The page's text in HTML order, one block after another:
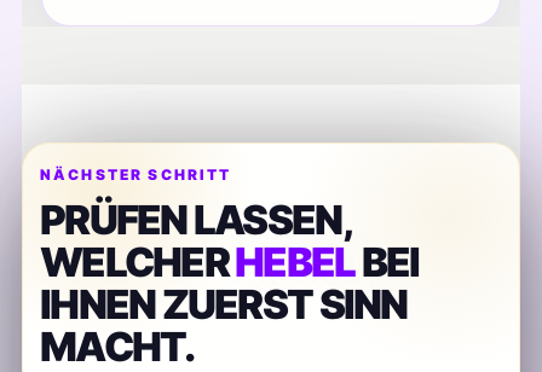
NÄCHSTER SCHRITT
PRÜFEN LASSEN,
WELCHERHEBELBEI
IHNEN ZUERST SINN
MACHT.